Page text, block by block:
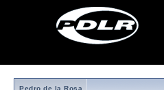
Pedro de la Rosa